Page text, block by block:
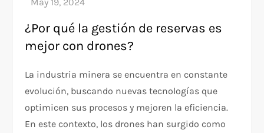
¿Por qué la gestión de reservas es
mejor con drones?
La industria minera se encuentra en constante
evolución, buscando nuevas tecnologías que
optimicen sus procesos y mejoren la eficiencia.
En este contexto, los drones han surgido como